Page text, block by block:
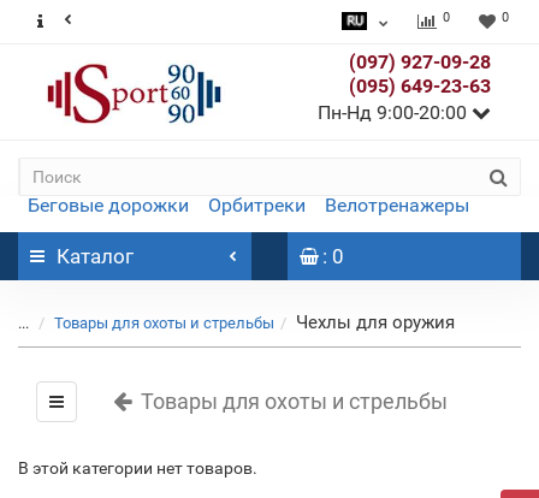
0 0
(097) 927-09-28
(095) 649-23-63
Пн-Нд 9:00-20:00
Беговые дорожки Орбитреки Велотренажеры
Каталог : 0
... Товары для охоты и стрельбы Чехлы для оружия
Товары для охоты и стрельбы
В этой категории нет товаров.